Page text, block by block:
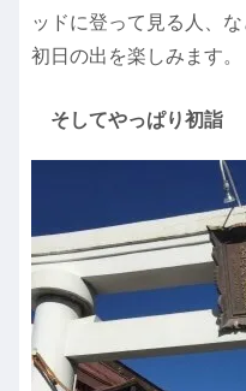
ッドに登って見る人、
初日の出を楽しみます。
そしてやっぱり初詣